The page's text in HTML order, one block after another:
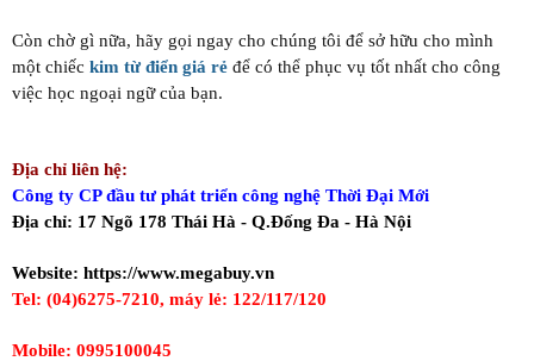
Còn chờ gì nữa, hãy gọi ngay cho chúng tôi để sở hữu cho mình
một chiếc kim từ điển giá rẻ để có thể phục vụ tốt nhất cho công
việc học ngoại ngữ của bạn.
Địa chỉ liên hệ:
Công ty CP đầu tư phát triển công nghệ Thời Đại Mới
Địa chỉ: 17 Ngõ 178 Thái Hà - Q.Đống Đa - Hà Nội
Website: https://www.megabuy.vn
Tel: (04)6275-7210, máy lẻ: 122/117/120
Mobile: 0995100045